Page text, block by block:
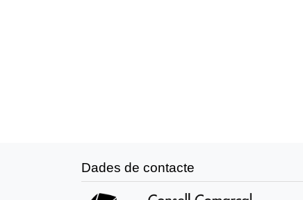
Dades de contacte